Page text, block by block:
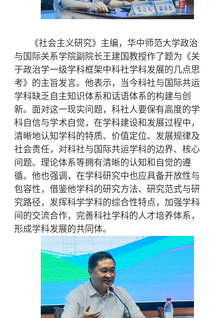
《社会主义研究》主编，华中师范大学政治
与国际关系学院副院长王建国教授作了题为《关
于政治学一级学科框架中科社学科发展的几点思
考》的主旨发言。他表示，当今科社与国际共运
学科缺乏自主知识体系和话语体系的构建与创
新。面对这一现实问题，科社人要保有高度的学
科自信与学术自觉，在学科建设和发展过程中，
清晰地认知学科的特质、价值定位、发展规律及
社会责任，对科社与国际共运学科的边界、核心
问题、理论体系等拥有清晰的认知和自觉的遵
循。他也强调，在学科研究中也应具备开放性与
包容性，借鉴他学科的研究方法、研究范式与研
究路径，发挥科学学科的综合性特点，加强学科
间的交流合作，完善科社学科的人才培养体系，
形成学科发展的共同体。